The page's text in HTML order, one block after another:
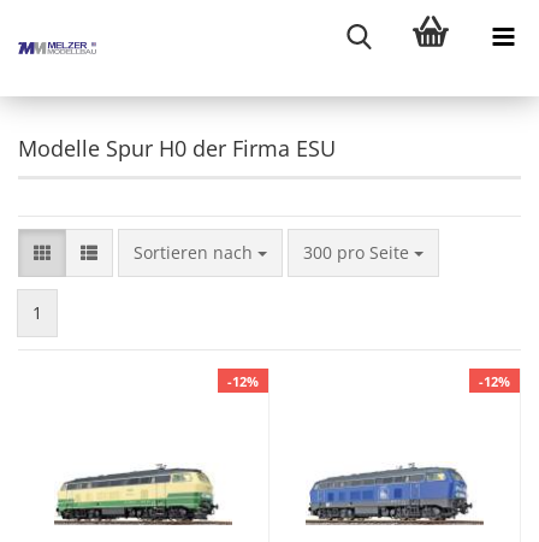
Modelle Spur H0 der Firma ESU
Sortieren nach
Sortieren nach 300 pro Seite
pro Seite
1
-12% -12%